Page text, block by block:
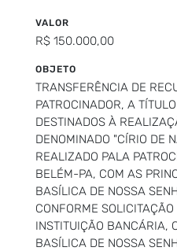
VALOR
R$ 150.000,00
OBJETO
TRANSFERÊNCIA DE
PATROCINADOR, A
DESTINADOS À
DENOMINADO "CÍRIO DE
REALIZADO PALA
BELÉM-PA, COM AS
BASÍLICA DE NOSSA
CONFORME
INSTITUIÇÃO BANCÁRIA,
BASÍLICA DE NOSSA